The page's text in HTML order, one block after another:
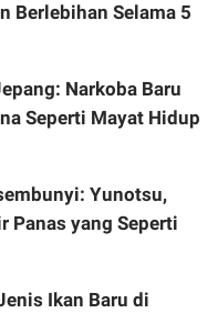
Berlebihan Selama 5
Narkoba Baru
Seperti Mayat Hidup
Yunotsu,
Panas yang Seperti
Ikan Baru di